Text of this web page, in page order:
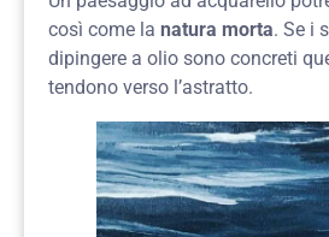
così come la natura morta. Se i
dipingere a olio sono concreti
tendono verso l’astratto.